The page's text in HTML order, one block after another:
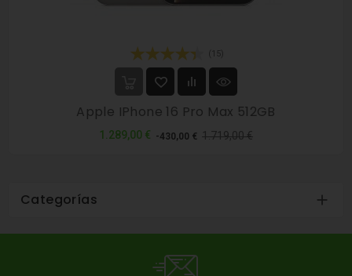
(15)
Apple IPhone 16 Pro Max 512GB
1.289,00 € Precio
-430,00 € 1.719,00 €Precio
Categorías 